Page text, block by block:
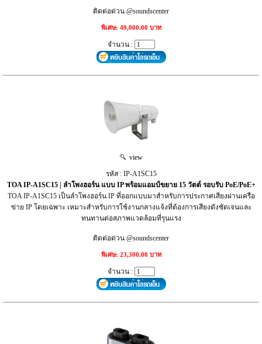
ติดต่อด่วน @soundscenter
พิเศษ: 49,000.00 บาท
จำนวน :
view
รหัส : IP-A1SC15
TOA IP-A1SC15 | ลำโพงฮอร์น แบบ IP พร้อมแอมป์ขยาย 15 วัตต์ รอบรับ PoE/PoE+
TOA IP-A1SC15 เป็นลำโพงฮอร์น IP ที่ออกแบบมาสำหรับการประกาศเสียงผ่านเครือ
ข่าย IP โดยเฉพาะ เหมาะสำหรับการใช้งานกลางแจ้งที่ต้องการเสียงดังชัดเจนและ
ทนทานต่อสภาพแวดล้อมที่รุนแรง
ติดต่อด่วน @soundscenter
พิเศษ: 23,300.00 บาท
จำนวน :